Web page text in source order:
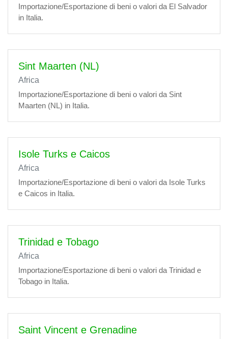
Importazione/Esportazione di beni o valori da El Salvador
in Italia.
Sint Maarten (NL)
Africa
Importazione/Esportazione di beni o valori da Sint
Maarten (NL) in Italia.
Isole Turks e Caicos
Africa
Importazione/Esportazione di beni o valori da Isole Turks
e Caicos in Italia.
Trinidad e Tobago
Africa
Importazione/Esportazione di beni o valori da Trinidad e
Tobago in Italia.
Saint Vincent e Grenadine